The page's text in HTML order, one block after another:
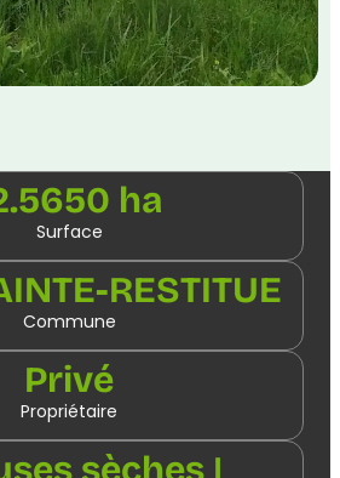
ha
Surface
RESTITUE
Commune
Privé
Propriétaire